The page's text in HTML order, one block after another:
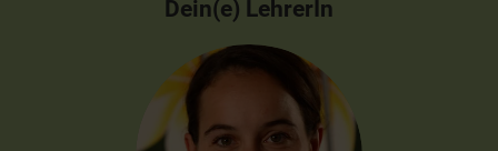
Dein(e) LehrerIn